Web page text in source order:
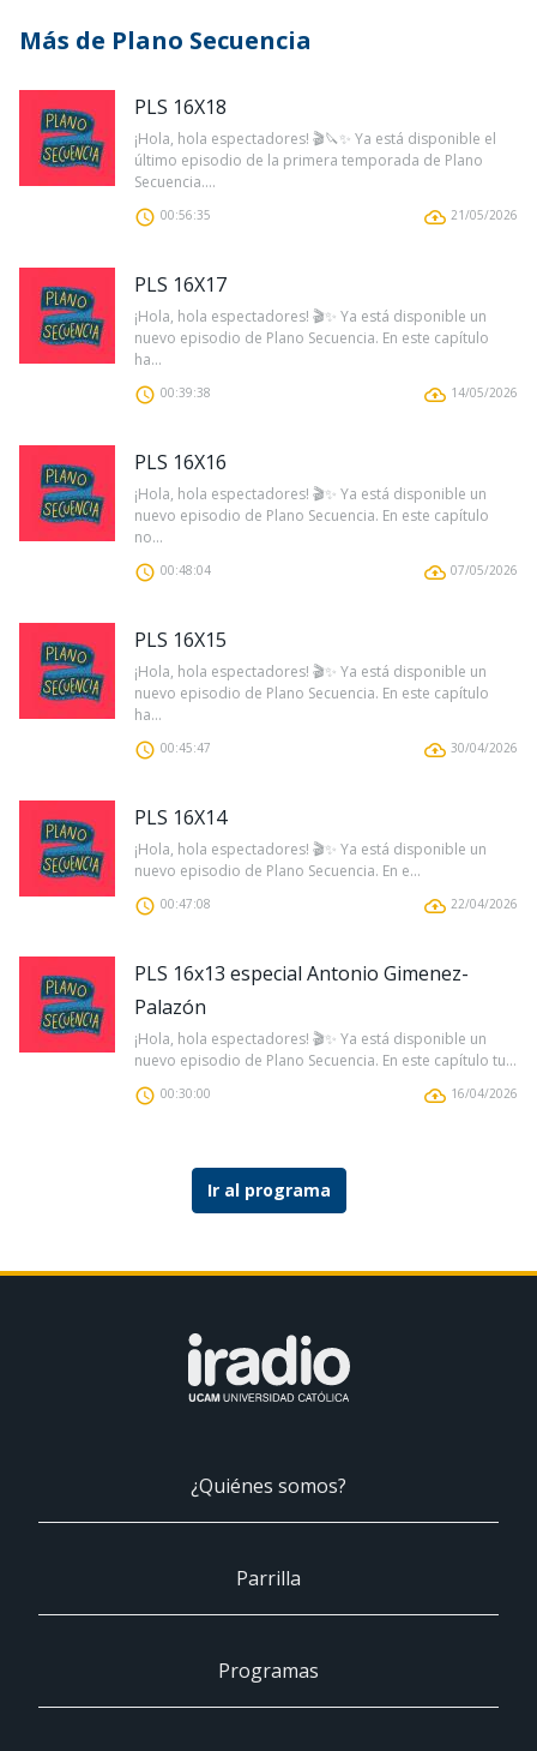
Más de Plano Secuencia
PLS 16X18
¡Hola, hola espectadores! 🎬🔪✨ Ya está disponible el
último episodio de la primera temporada de Plano
Secuencia....
00:56:35 21/05/2026
PLS 16X17
¡Hola, hola espectadores! 🎬✨ Ya está disponible un
nuevo episodio de Plano Secuencia. En este capítulo
ha...
00:39:38 14/05/2026
PLS 16X16
¡Hola, hola espectadores! 🎬✨ Ya está disponible un
nuevo episodio de Plano Secuencia. En este capítulo
no...
00:48:04 07/05/2026
PLS 16X15
¡Hola, hola espectadores! 🎬✨ Ya está disponible un
nuevo episodio de Plano Secuencia. En este capítulo
ha...
00:45:47 30/04/2026
PLS 16X14
¡Hola, hola espectadores! 🎬✨ Ya está disponible un
nuevo episodio de Plano Secuencia. En e...
00:47:08 22/04/2026
PLS 16x13 especial Antonio Gimenez-
Palazón
¡Hola, hola espectadores! 🎬✨ Ya está disponible un
nuevo episodio de Plano Secuencia. En este capítulo tu...
00:30:00 16/04/2026
Ir al programa
¿Quiénes somos?
Parrilla
Programas